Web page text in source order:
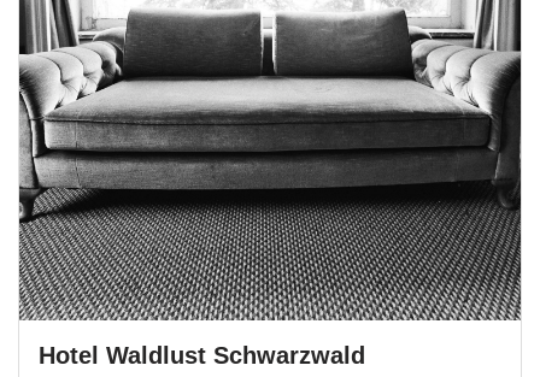
Hotel Waldlust Schwarzwald